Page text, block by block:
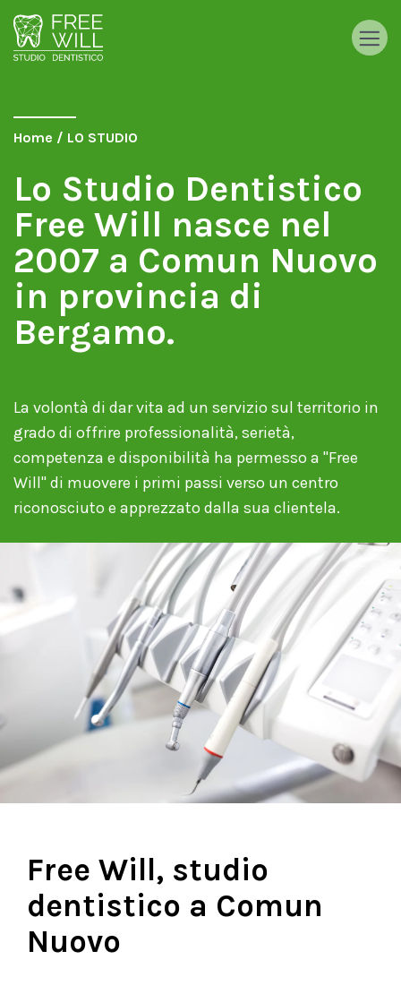
Home / LO STUDIO
Lo Studio Dentistico
Free Will nasce nel
2007 a Comun Nuovo
in provincia di
Bergamo.
La volontà di dar vita ad un servizio sul territorio in
grado di offrire professionalità, serietà,
competenza e disponibilità ha permesso a "Free
Will" di muovere i primi passi verso un centro
riconosciuto e apprezzato dalla sua clientela.
Free Will, studio
dentistico a Comun
Nuovo